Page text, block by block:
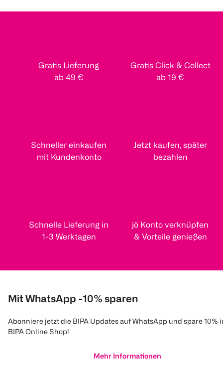
Gratis Lieferung
ab 49 €
Gratis Click & Collect
ab 19 €
Schneller einkaufen
mit Kundenkonto
Jetzt kaufen, später
bezahlen
Schnelle Lieferung in
1-3 Werktagen
jö Konto verknüpfen
& Vorteile genießen
Mit WhatsApp -10% sparen
Abonniere jetzt die BIPA Updates auf WhatsApp und spare 10%
BIPA Online Shop!
Mehr Informationen